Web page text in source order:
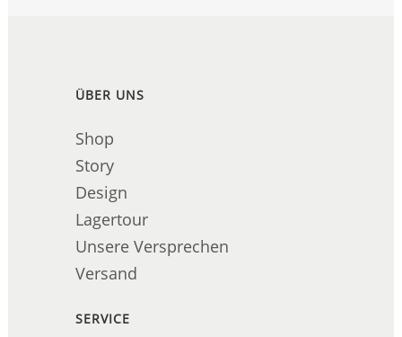
ÜBER UNS
Shop
Story
Design
Lagertour
Unsere Versprechen
Versand
SERVICE